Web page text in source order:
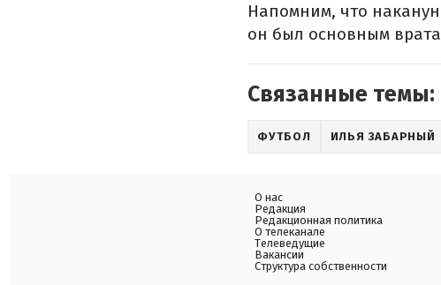
Напомним, что
он был основным
Связанные темы:
ФУТБОЛ ИЛЬЯ ЗАБАРНЫЙ
О нас
Редакция
Редакционная политика
О телеканале
Телеведущие
Вакансии
Структура собственности